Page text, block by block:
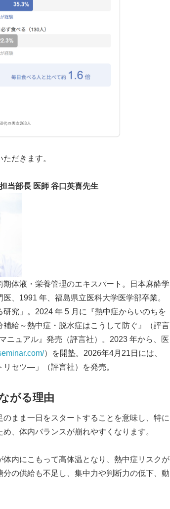
だきます。
当部長 医師 谷口英喜先生
体液・栄養管理のエキスパート。日本麻酔学
、1991 年、福島県立医科大学医学部卒業。
究」。2024 年 5 月に『熱中症からいのちを
給～熱中症・脱水症はこうして防ぐ』（評言
ニュアル』発売（評言社）。2023 年から、医
）を開塾。2026年4月21日には、
セツ―」（評言社）を発売。
がる理由
まま一日をスタートすることを意味し、特に
、体内バランスが崩れやすくなります。
内にこもって高体温となり、熱中症リスクが
の供給も不足し、集中力や判断力の低下、動